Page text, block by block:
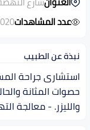
عدد المشاهدات2020
نبذة عن الطبيب
استشارى جراحة
حصوات المثانة
والليزر. - معالجة